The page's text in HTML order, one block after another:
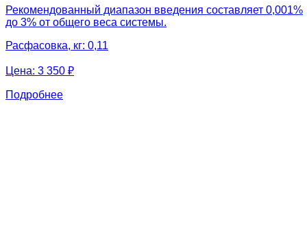
Рекомендованный диапазон введения составляет 0,001%
до 3% от общего веса системы.
Расфасовка, кг: 0,11
Цена: 3 350 ₽
Подробнее